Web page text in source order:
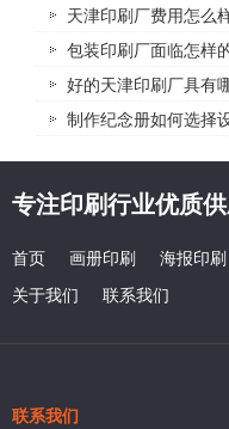
天津印刷厂费用怎么
包装印刷厂面临怎样
好的天津印刷厂具有
制作纪念册如何选择
专注印刷行业优质
首页 画册印刷 海报印刷
关于我们
联系我们
联系我们